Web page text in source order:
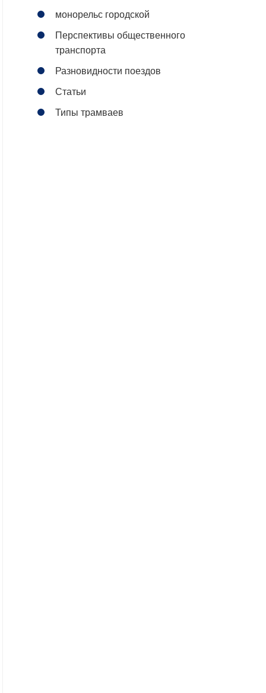
монорельс городской
Перспективы общественного
транспорта
Разновидности поездов
Статьи
Типы трамваев